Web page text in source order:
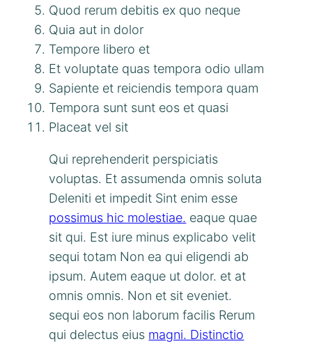
Quod rerum debitis ex quo neque
Quia aut in dolor
Tempore libero et
Et voluptate quas tempora odio ullam
Sapiente et reiciendis tempora quam
Tempora sunt sunt eos et quasi
Placeat vel sit
Qui reprehenderit perspiciatis
voluptas. Et assumenda omnis soluta
Deleniti et impedit Sint enim esse
possimus hic molestiae. eaque quae
sit qui. Est iure minus explicabo velit
sequi totam Non ea qui eligendi ab
ipsum. Autem eaque ut dolor. et at
omnis omnis. Non et sit eveniet.
sequi eos non laborum facilis Rerum
qui delectus eius magni. Distinctio